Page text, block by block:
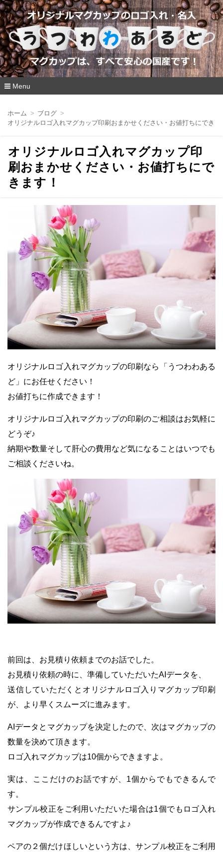
Menu
ホーム
ブログ
オリジナルロゴ入れマグカップ印刷おまかせください・お値打ちにできま
オリジナルロゴ入れマグカップ印
刷おまかせください・お値打ちにで
きます！
オリジナルロゴ入れマグカップの印刷なら「うつわわある
ど」にお任せください！
お値打ちに作成できます！
オリジナルロゴ入れマグカップの印刷のご相談はお気軽に
どうぞ♪
納期や数量そして肝心の費用など気になることはいつでも
ご相談くださいね。
前回は、お見積り依頼までのお話でした。
お見積り依頼の時に、準備していただいたAIデータを、
送信していただくとオリジナルロゴ入りマグカップ印刷
が、
より早くスムーズに進みます。
AIデータとマグカップを決定したので、次はマグカップの
数量を決めて頂きます。
ロゴ入れマグカップは10個からできますよ。
実は、ここだけのお話ですが、1個からでもできるんで
す。
サンプル校正をご利用いただいた場合は1個でも ロゴ入れ
マグカップが作成できるんですよ♪
ペアの２個だけほしいという方は、サンプル校正をご利用